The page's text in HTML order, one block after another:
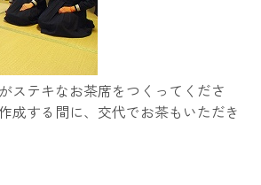
ステキなお茶席をつくってくださ
成する間に、交代でお茶もいただき